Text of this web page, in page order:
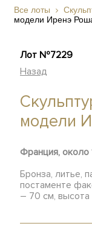
Все лоты
модели Иренэ
Лот №7229
Назад
модели
Франция, около
Бронза, литье,
постаменте
– 70 см,